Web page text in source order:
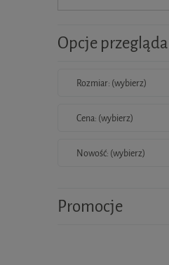
Opcje
Rozmiar: (wybierz)
Cena: (wybierz)
Nowość: (wybierz)
Promocje